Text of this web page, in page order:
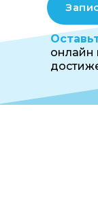
онлайн